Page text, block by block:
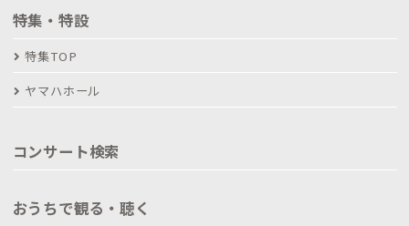
特集・特設
特集TOP
ヤマハホール
コンサート検索
おうちで観る・聴く